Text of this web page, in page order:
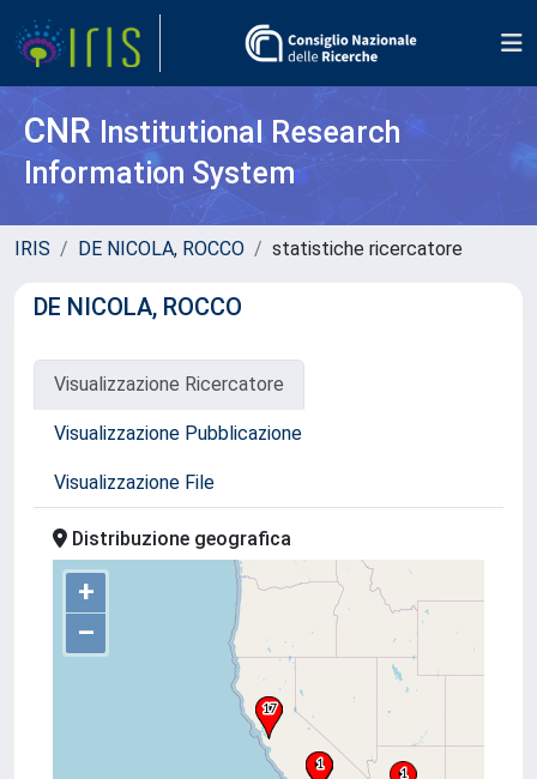
CNR Institutional Research
Information System
IRIS DE NICOLA, ROCCO statistiche ricercatore
DE NICOLA, ROCCO
Visualizzazione Ricercatore
Visualizzazione Pubblicazione
Visualizzazione File
Distribuzione geografica
+
–